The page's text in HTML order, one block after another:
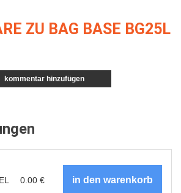
ZU BAG BASE BG25L
kommentar hinzufügen
0.00 €